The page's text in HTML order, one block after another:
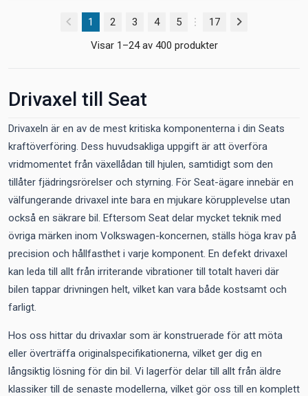
1 (current)
2 3 4 5
17
Visar 1–24 av 400 produkter
Drivaxel till Seat
Drivaxeln är en av de mest kritiska komponenterna i din Seats
kraftöverföring. Dess huvudsakliga uppgift är att överföra
vridmomentet från växellådan till hjulen, samtidigt som den
tillåter fjädringsrörelser och styrning. För Seat-ägare innebär en
välfungerande drivaxel inte bara en mjukare körupplevelse utan
också en säkrare bil. Eftersom Seat delar mycket teknik med
övriga märken inom Volkswagen-koncernen, ställs höga krav på
precision och hållfasthet i varje komponent. En defekt drivaxel
kan leda till allt från irriterande vibrationer till totalt haveri där
bilen tappar drivningen helt, vilket kan vara både kostsamt och
farligt.
Hos oss hittar du drivaxlar som är konstruerade för att möta
eller överträffa originalspecifikationerna, vilket ger dig en
långsiktig lösning för din bil. Vi lagerför delar till allt från äldre
klassiker till de senaste modellerna, vilket gör oss till en komplett